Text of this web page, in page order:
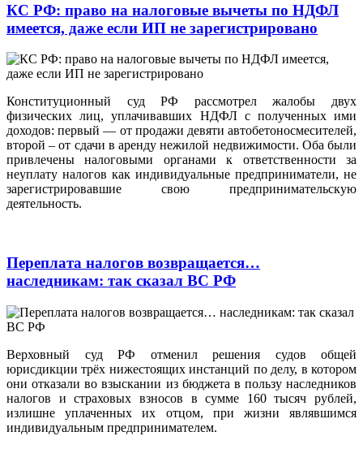
КС РФ: право на налоговые вычеты по НДФЛ
имеется, даже если ИП не зарегистрировано
Конституционный суд РФ рассмотрел жалобы двух
физических лиц, уплачивавших НДФЛ с полученных ими
доходов: первый — от продажи девяти автобетоносмесителей,
второй – от сдачи в аренду нежилой недвижимости. Оба были
привлечены налоговыми органами к ответственности за
неуплату налогов как индивидуальные предприниматели, не
зарегистрировавшие свою предпринимательскую
деятельность.
Переплата налогов возвращается…
наследникам: так сказал ВС РФ
Верховный суд РФ отменил решения судов общей
юрисдикции трёх нижестоящих инстанций по делу, в котором
они отказали во взыскании из бюджета в пользу наследников
налогов и страховых взносов в сумме 160 тысяч рублей,
излишне уплаченных их отцом, при жизни являвшимся
индивидуальным предпринимателем.